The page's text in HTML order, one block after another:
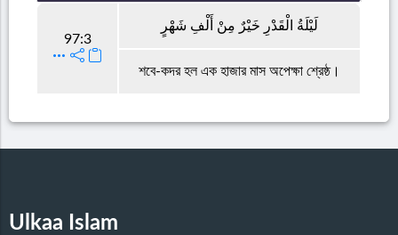
97:3
لَيْلَةُ الْقَدْرِ خَيْرٌ مِنْ أَلْفِ شَهْرٍ
শবে-কদর হল এক হাজার মাস অপেক্ষা শ্রেষ্ঠ।
Ulkaa Islam